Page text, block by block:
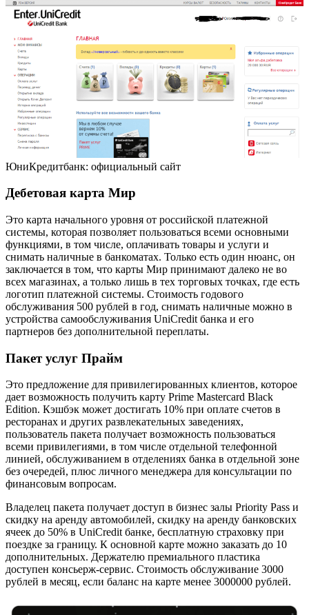
ЮниКредитбанк: официальный сайт
Дебетовая карта Мир
Это карта начального уровня от российской платежной
системы, которая позволяет пользоваться всеми основными
функциями, в том числе, оплачивать товары и услуги и
снимать наличные в банкоматах. Только есть один нюанс, он
заключается в том, что карты Мир принимают далеко не во
всех магазинах, а только лишь в тех торговых точках, где есть
логотип платежной системы. Стоимость годового
обслуживания 500 рублей в год, снимать наличные можно в
устройства самообслуживания UniCredit банка и его
партнеров без дополнительной переплаты.
Пакет услуг Прайм
Это предложение для привилегированных клиентов, которое
дает возможность получить карту Prime Mastercard Black
Edition. Кэшбэк может достигать 10% при оплате счетов в
ресторанах и других развлекательных заведениях,
пользователь пакета получает возможность пользоваться
всеми привилегиями, в том числе отдельной телефонной
линией, обслуживанием в отделениях банка в отдельной зоне
без очередей, плюс личного менеджера для консультации по
финансовым вопросам.
Владелец пакета получает доступ в бизнес залы Priority Pass и
скидку на аренду автомобилей, скидку на аренду банковских
ячеек до 50% в UniCredit банке, бесплатную страховку при
поездке за границу. К основной карте можно заказать до 10
дополнительных. Держателю премиального пластика
доступен консьерж-сервис. Стоимость обслуживание 3000
рублей в месяц, если баланс на карте менее 3000000 рублей.